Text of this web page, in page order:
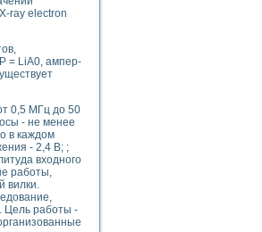
методов расширения его полосы
ray electron
= LiA0, ампер-
0,5 МГц до 50
- не менее
в каждом
- 2,4 В; ;
входного
работы,
вилки.
Цель работы -